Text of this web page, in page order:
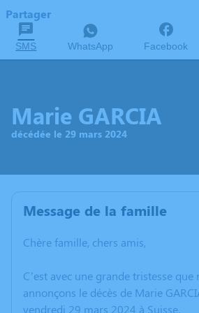
Partager
SMS WhatsApp Facebook
Marie GARCIA
décédée le 29 mars 2024
Message de la famille
Chère famille, chers amis,
C’est avec une grande tristesse que
annonçons le décès de Marie
vendredi 29 mars 2024 à Suisse.